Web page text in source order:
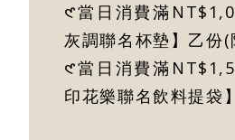
𑣲當日消費滿
灰調聯名杯墊】乙份
𑣲當日消費滿
印花樂聯名飲料提袋